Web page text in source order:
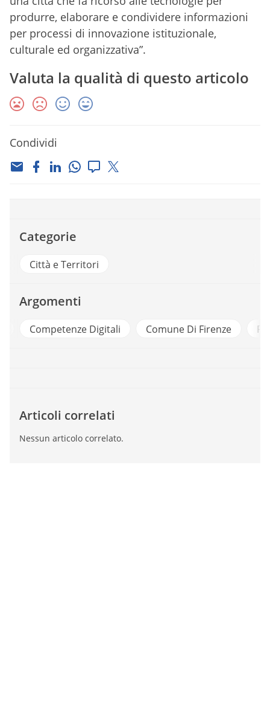
produrre, elaborare e condividere informazioni
per processi di innovazione istituzionale,
culturale ed organizzativa”.
Valuta la qualità di questo articolo
Condividi
Categorie
Città e Territori
Argomenti
Competenze Digitali Comune Di Firenze
Articoli correlati
Nessun articolo correlato.